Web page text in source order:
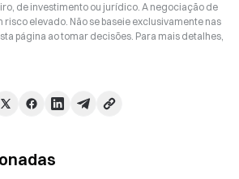
de investimento ou jurídico. A negociação de
risco elevado. Não se baseie exclusivamente nas
página ao tomar decisões. Para mais detalhes,